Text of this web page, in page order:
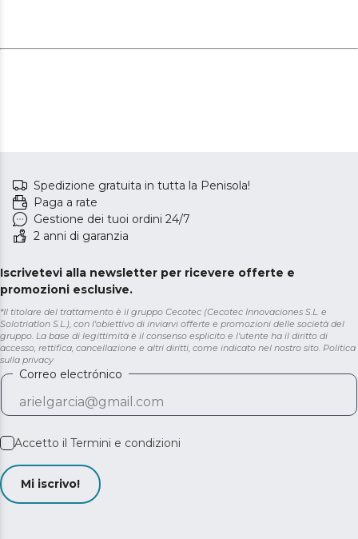
Spedizione gratuita in tutta la Penisola!
Paga a rate
Gestione dei tuoi ordini 24/7
2 anni di garanzia
Iscrivetevi alla newsletter per ricevere offerte e
promozioni esclusive.
*Il titolare del trattamento è il gruppo Cecotec (Cecotec Innovaciones S.L. e
Solotriatlon S.L.), con l'obiettivo di inviarvi offerte e promozioni delle società del
gruppo. La base di legittimità è il consenso esplicito e l'utente ha il diritto di
accesso, rettifica, cancellazione e altri diritti, come indicato nel nostro sito. Politica
sulla privacy
Correo electrónico
Accetto il Termini e condizioni
Mi iscrivo!